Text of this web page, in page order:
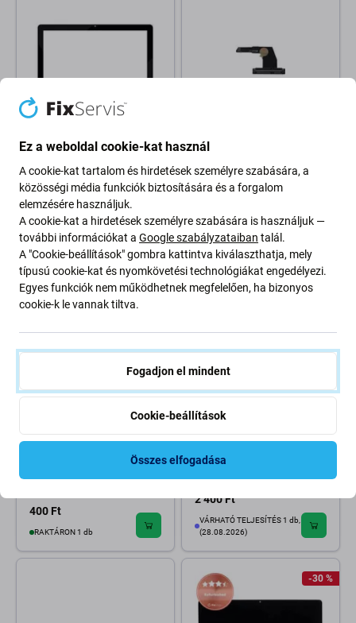
Apple
(2019) - Előlapi Üveg
12 010 Ft
RAKTÁRON 4 db
Apple
2011 - Late 2014) -
Merevlemez Felső Flex Kábele
VÁRHATÓ TELJESÍTÉS 1 db,
(28.08.2026)
Apple
2012 - Late 2013) - LCD Kijelző
LVDS/eDP Csatlakozó (40-Pin)
400 Ft
RAKTÁRON 1 db
Apple
2010 - Late 2012) -
Merevlemez Alsó Flex Kábele
2 400 Ft
VÁRHATÓ TELJESÍTÉS 1 db,
(28.08.2026)
-30 %
Ez a weboldal cookie-kat használ
A cookie-kat tartalom és hirdetések személyre szabására, a
közösségi média funkciók biztosítására és a forgalom
elemzésére használjuk.
A cookie-kat a hirdetések személyre szabására is használjuk —
további információkat a Google szabályzataiban talál.
A "Cookie-beállítások" gombra kattintva kiválaszthatja, mely
típusú cookie-kat és nyomkövetési technológiákat engedélyezi.
Egyes funkciók nem működhetnek megfelelően, ha bizonyos
cookie-k le vannak tiltva.
Fogadjon el mindent
Cookie-beállítások
Összes elfogadása